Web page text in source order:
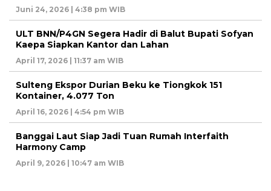
Juni 24, 2026 | 4:38 pm WIB
ULT BNN/P4GN Segera Hadir di Balut Bupati Sofyan
Kaepa Siapkan Kantor dan Lahan
April 17, 2026 | 11:37 am WIB
Sulteng Ekspor Durian Beku ke Tiongkok 151
Kontainer, 4.077 Ton
April 16, 2026 | 4:54 pm WIB
Banggai Laut Siap Jadi Tuan Rumah Interfaith
Harmony Camp
April 9, 2026 | 10:47 am WIB